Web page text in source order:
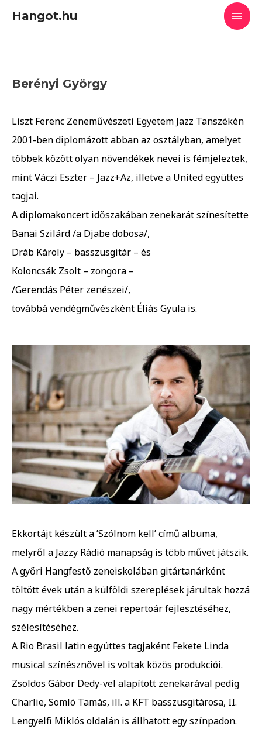
Hangot.hu
Main
Berényi György
Liszt Ferenc Zeneművészeti Egyetem Jazz Tanszékén
2001-ben diplomázott abban az osztályban, amelyet
többek között olyan növendékek nevei is fémjeleztek,
mint Váczi Eszter – Jazz+Az, illetve a United együttes
tagjai.
A diplomakoncert időszakában zenekarát színesítette
Banai Szilárd /a Djabe dobosa/,
Dráb Károly – basszusgitár – és
Koloncsák Zsolt – zongora –
/Gerendás Péter zenészei/,
továbbá vendégművészként Éliás Gyula is.
Ekkortájt készült a ’Szólnom kell’ című albuma,
melyről a Jazzy Rádió manapság is több művet játszik.
A győri Hangfestő zeneiskolában gitártanárként
töltött évek után a külföldi szereplések járultak hozzá
nagy mértékben a zenei repertoár fejlesztéséhez,
szélesítéséhez.
A Rio Brasil latin együttes tagjaként Fekete Linda
musical színésznővel is voltak közös produkciói.
Zsoldos Gábor Dedy-vel alapított zenekarával pedig
Charlie, Somló Tamás, ill. a KFT basszusgitárosa, II.
Lengyelfi Miklós oldalán is állhatott egy színpadon.